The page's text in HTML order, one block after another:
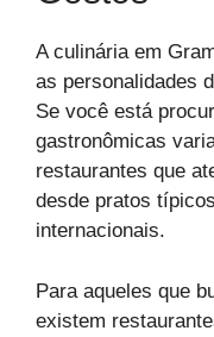
A culinária em
as personalidades
Se você está
gastronômicas
restaurantes que
desde pratos
internacionais.
Para aqueles que
existem